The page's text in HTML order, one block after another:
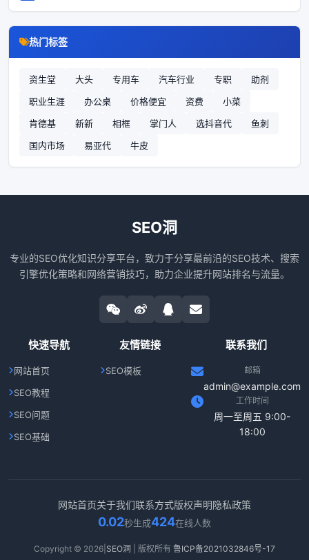
热门标签
资生堂 大头 专用车 汽车行业 专职
助剂
职业生涯
办公桌 价格便宜 资费
小菜
肯德基
新新 相框 掌门人 选抖音代
鱼刺
国内市场
易亚代 牛皮
SEO洞
专业的SEO优化知识分享平台，致力于分享最前沿的SEO技术、搜索
引擎优化策略和网络营销技巧，助力企业提升网站排名与流量。
快速导航
网站首页
SEO教程
SEO问题
SEO基础
友情链接
SEO模板
联系我们
邮箱
admin@example.com
工作时间
周一至周五 9:00-
18:00
网站首页关于我们联系方式版权声明 隐私政策
0.02秒生成424在线人数
Copyright © 2026| SEO洞 | 版权所有 鲁ICP备2021032846号-17